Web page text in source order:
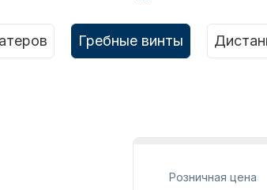
Гребные винты
Розничная цена